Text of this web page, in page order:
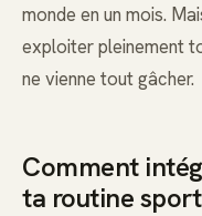
monde en un mois.
exploiter pleinement
ne vienne tout gâcher.
Comment
ta routine